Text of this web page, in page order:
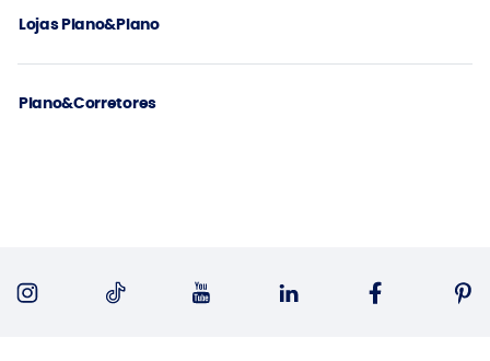
Lojas Plano&Plano
Plano&Corretores